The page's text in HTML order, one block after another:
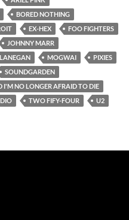
BORED NOTHING
EX-HEX
FOO FIGHTERS
JOHNNY MARR
MOGWAI
PIXIES
SOUNDGARDEN
I'M NO LONGER AFRAID TO DIE
TWO FIFY-FOUR
U2